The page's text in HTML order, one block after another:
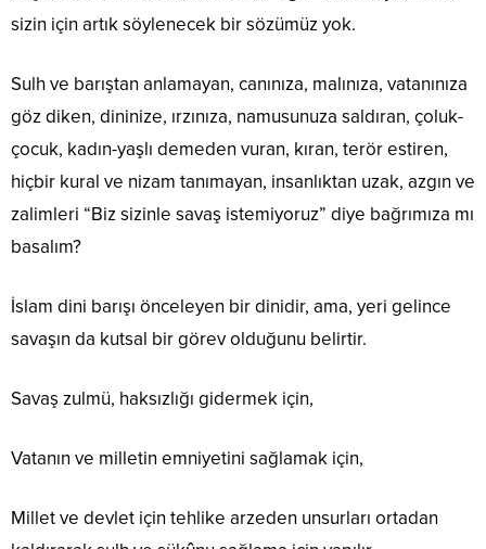
sizin için artık söylenecek bir sözümüz yok.
Sulh ve barıştan anlamayan, canınıza, malınıza, vatanınıza
göz diken, dininize, ırzınıza, namusunuza saldıran, çoluk-
çocuk, kadın-yaşlı demeden vuran, kıran, terör estiren,
hiçbir kural ve nizam tanımayan, insanlıktan uzak, azgın ve
zalimleri “Biz sizinle savaş istemiyoruz” diye bağrımıza mı
basalım?
İslam dini barışı önceleyen bir dinidir, ama, yeri gelince
savaşın da kutsal bir görev olduğunu belirtir.
Savaş zulmü, haksızlığı gidermek için,
Vatanın ve milletin emniyetini sağlamak için,
Millet ve devlet için tehlike arzeden unsurları ortadan